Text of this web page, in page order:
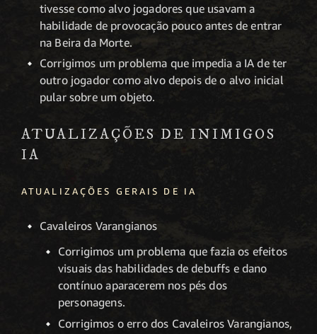
tivesse como alvo jogadores que usavam a
habilidade de provocação pouco antes de entrar
na Beira da Morte.
Corrigimos um problema que impedia a IA de ter
outro jogador como alvo depois de o alvo inicial
pular sobre um objeto.
ATUALIZAÇÕES DE INIMIGOS
IA
ATUALIZAÇÕES GERAIS DE IA
Cavaleiros Varangianos
Corrigimos um problema que fazia os efeitos
visuais das habilidades de debuffs e dano
contínuo aparacerem nos pés dos
personagens.
Corrigimos o erro dos Cavaleiros Varangianos,